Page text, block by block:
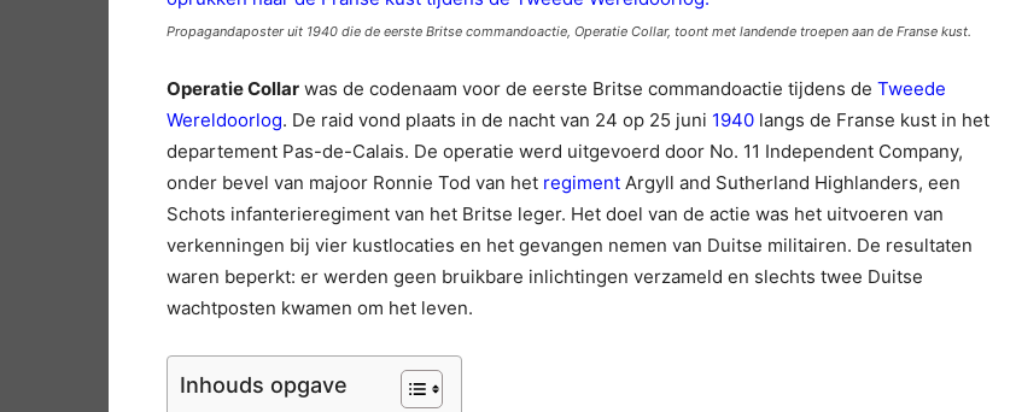
Propagandaposter uit 1940 die de eerste Britse commandoactie, Operatie Collar, toont met landende troepen aan de Franse kust.
Operatie Collar was de codenaam voor de eerste Britse commandoactie tijdens de Tweede
Wereldoorlog. De raid vond plaats in de nacht van 24 op 25 juni 1940 langs de Franse kust in het
departement Pas-de-Calais. De operatie werd uitgevoerd door No. 11 Independent Company,
onder bevel van majoor Ronnie Tod van het regiment Argyll and Sutherland Highlanders, een
Schots infanterieregiment van het Britse leger. Het doel van de actie was het uitvoeren van
verkenningen bij vier kustlocaties en het gevangen nemen van Duitse militairen. De resultaten
waren beperkt: er werden geen bruikbare inlichtingen verzameld en slechts twee Duitse
wachtposten kwamen om het leven.
Inhouds opgave